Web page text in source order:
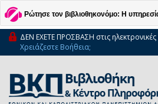
Ρώτησε τον βιβλιοθηκονόμο: Η
ΔΕΝ ΕΧΕΤΕ ΠΡΟΣΒΑΣΗ στις
Χρειάζεστε Βοήθεια;